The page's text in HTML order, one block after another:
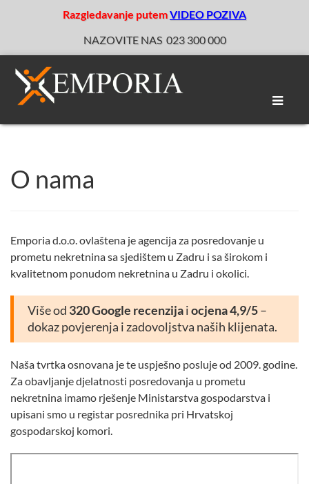
Razgledavanje putemVIDEO POZIVA
NAZOVITE NAS 023 300 000
Toggle
O nama
Emporia d.o.o. ovlaštena je agencija za posredovanje u
prometu nekretnina sa sjedištem u Zadru i sa širokom i
kvalitetnom ponudom nekretnina u Zadru i okolici.
Više od 320 Google recenzijaiocjena 4,9/5–
dokaz povjerenja i zadovoljstva naših klijenata.
Naša tvrtka osnovana je te uspješno posluje od 2009. godine.
Za obavljanje djelatnosti posredovanja u prometu
nekretnina imamo rješenje Ministarstva gospodarstva i
upisani smo u registar posrednika pri Hrvatskoj
gospodarskoj komori.